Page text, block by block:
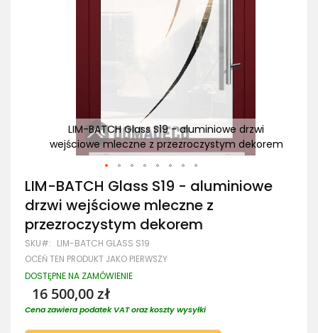
LIM-BATCH Glass S19 - aluminiowe drzwi
wejściowe mleczne z przezroczystym dekorem
Przejdź
na
początek
galerii
LIM-BATCH Glass S19 - aluminiowe
drzwi wejściowe mleczne z
przezroczystym dekorem
SKU LIM-BATCH GLASS S19
OCEŃ TEN PRODUKT JAKO PIERWSZY
DOSTĘPNE NA ZAMÓWIENIE
16 500,00 zł
Cena zawiera podatek VAT oraz koszty wysyłki